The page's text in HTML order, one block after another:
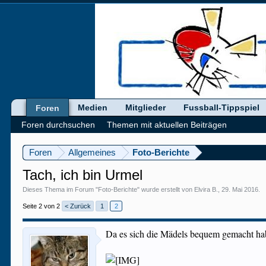
Foren Allgemeines Foto-Berichte
Tach, ich bin Urmel
Dieses Thema im Forum "Foto-Berichte" wurde erstellt von Elvira B. ,29. Mai 2016
Seite 2 von 2 < Zurück 1 2
Da es sich die Mädels bequem gemacht
Foren
Foren durchsuchen
Themen mit aktuellen Beiträgen
Medien Mitglieder Fussball-Tippspiel